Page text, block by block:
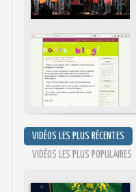
VIDÉOS LES PLUS RÉCENTES
VIDÉOS LES PLUS POPULAIRES